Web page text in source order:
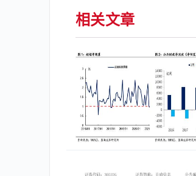
相关文章